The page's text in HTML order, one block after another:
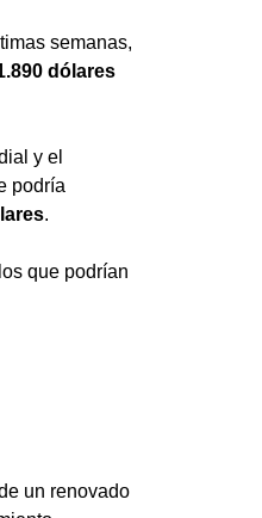
semanas,
dólares
y el
podría
.
que podrían
un renovado